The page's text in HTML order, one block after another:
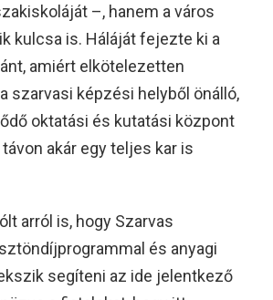
–, hanem a város
kulcsa is. Háláját fejezte ki a
amiért elkötelezetten
szarvasi képzési helyből önálló,
oktatási és kutatási központ
akár egy teljes kar is
arról is, hogy Szarvas
és anyagi
segíteni az ide jelentkező